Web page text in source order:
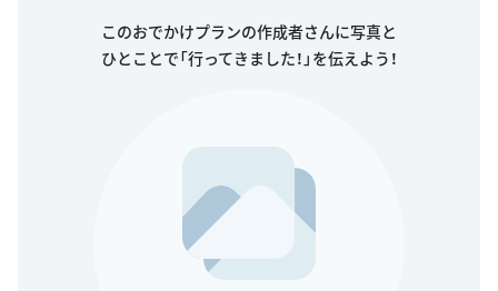
このおでかけプランの作成者さんに写真と
ひとことで「行ってきました！」を伝えよう！